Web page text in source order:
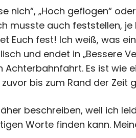
nich“, „Hoch geflogen“
musste auch feststellen,
Euch fest! Ich weiß, was
und endet in „Bessere
Es ist wie
bis zum Rand der Zeit
beschreiben, weil ich
Worte finden kann.